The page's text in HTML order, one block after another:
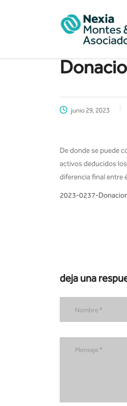
junio 29, 2023
De donde se puede
activos deducidos
diferencia final entre
2023-0237-
deja una